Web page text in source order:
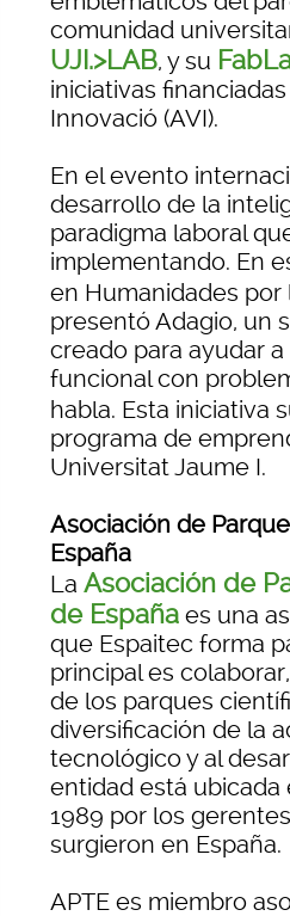
comunidad
UJI.>LAB, y su
iniciativas
Innovació (AVI).
En el evento
desarrollo de la
paradigma laboral
implementando. En
en Humanidades por
presentó Adagio, un
creado para ayudar
funcional con
habla. Esta iniciativa
programa de
Universitat Jaume I.
Asociación de
España
La Asociación de
de España es una
que Espaitec forma
principal es
de los parques
diversificación de la
tecnológico y al
entidad está ubicada
1989 por los
surgieron en España.
APTE es miembro